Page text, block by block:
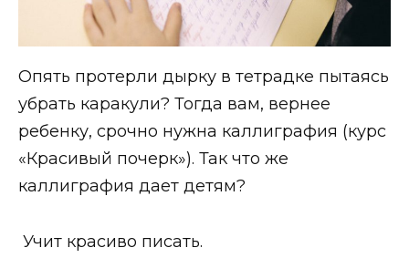
Опять протерли дырку в тетрадке пытаясь
убрать каракули? Тогда вам, вернее
ребенку, срочно нужна каллиграфия (курс
«Красивый почерк»). Так что же
каллиграфия дает детям?
Учит красиво писать.